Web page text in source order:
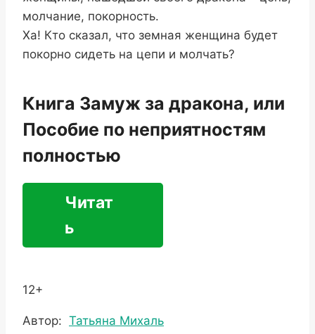
молчание, покорность.
Ха! Кто сказал, что земная женщина будет
покорно сидеть на цепи и молчать?
Книга Замуж за дракона, или
Пособие по неприятностям
полностью
Читат
ь
12+
Метки
Автор: Татьяна Михаль